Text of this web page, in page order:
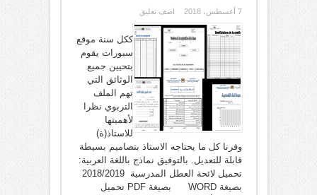
7 أغسطس، 2018 اضف تعليق
ككل سنة موقع
سبورات يقوم
بتحيين جميع
الوثائق التي
تهم الملف
التربوي نظرا
لأهميتها
للاستاذ(ة)
وفرنا كل ما يحتاجه الاستاذ بتصاميم بسيطة
قابلة للتعديل. بالتوفيق نماذج باللغة العربية:
بصيغة WORD بصيغة PDF تحميل